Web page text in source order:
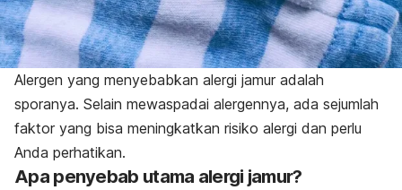
Alergen yang menyebabkan alergi jamur adalah
sporanya. Selain mewaspadai alergennya, ada sejumlah
faktor yang bisa meningkatkan risiko alergi dan perlu
Anda perhatikan.
Apa penyebab utama alergi jamur?